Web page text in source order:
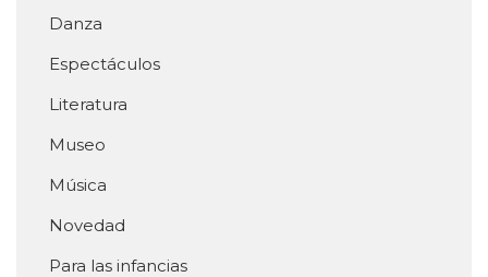
Danza
Espectáculos
Literatura
Museo
Música
Novedad
Para las infancias